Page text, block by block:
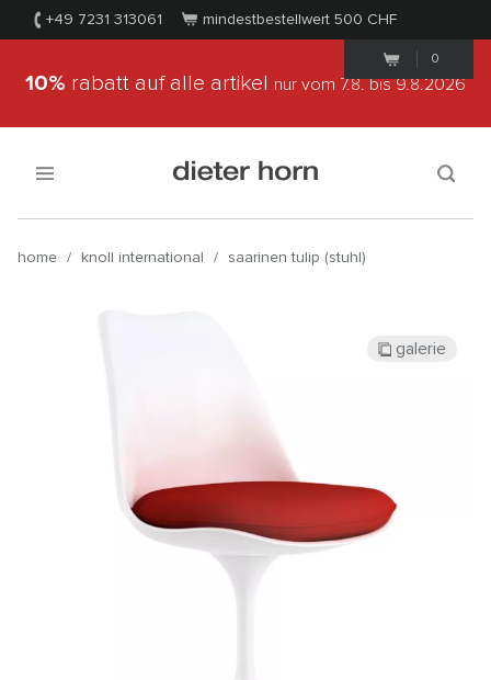
+49 7231 313061 mindestbestellwert 500 CHF
0
10% rabatt auf alle artikel nur vom 7.8.bis 9.8.2026
home / knoll international / saarinen tulip (stuhl)
galerie